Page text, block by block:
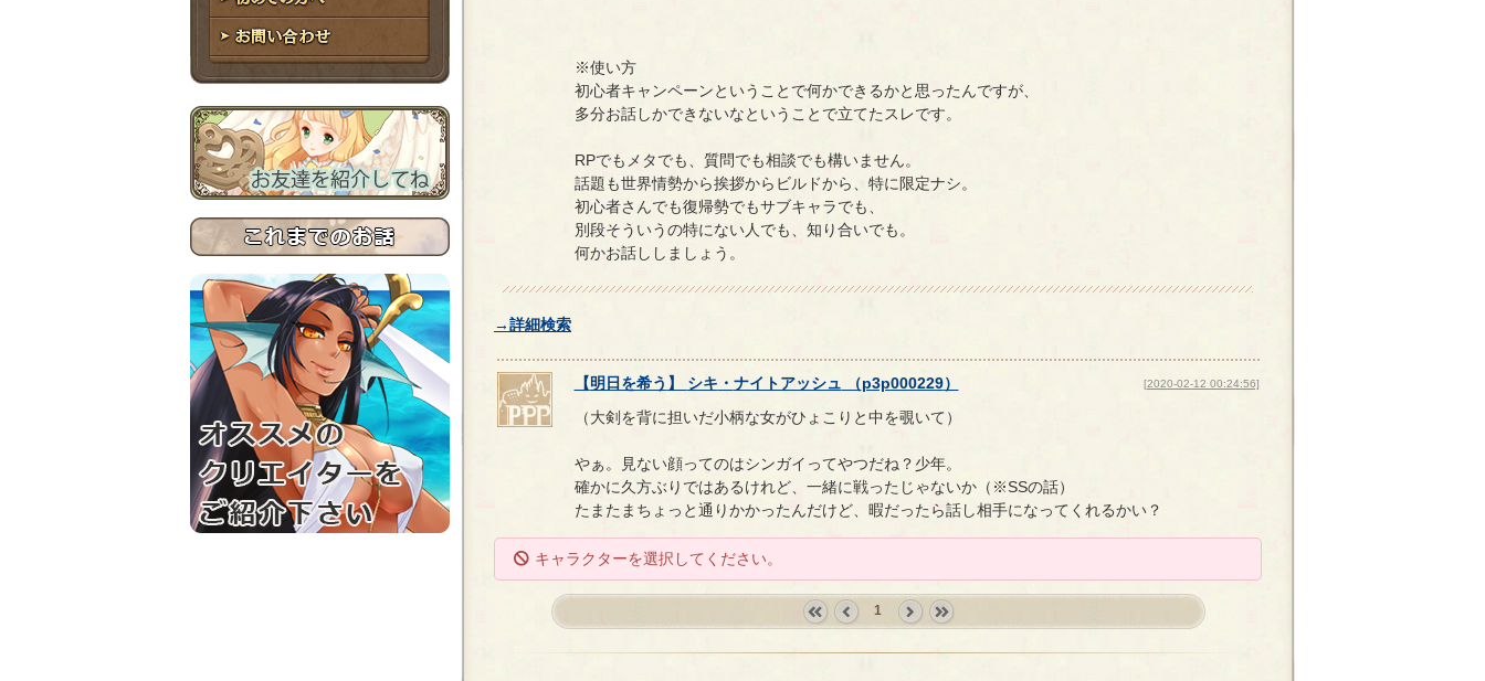
初めての方へ
お問い合わせ
※使い方
初心者キャンペーンということで何かできるかと思ったんですが、
多分お話しかできないなということで立てたスレです。
RPでもメタでも、質問でも相談でも構いません。
話題も世界情勢から挨拶からビルドから、特に限定ナシ。
初心者さんでも復帰勢でもサブキャラでも、
別段そういうの特にない人でも、知り合いでも。
何かお話ししましょう。
→詳細検索
【明日を希う 】 シキ ・ ナイトアッシュ （p3p000229） [2020-02-12 00:24:56]
（大剣を背に担いだ小柄な女がひょこりと中を覗いて）
やぁ。見ない顔ってのはシンガイってやつだね？少年。
確かに久方ぶりではあるけれど、一緒に戦ったじゃないか（※SSの話）
たまたまちょっと通りかかったんだけど、暇だったら話し相手になってくれるかい？
キャラクターを選択してください。
1